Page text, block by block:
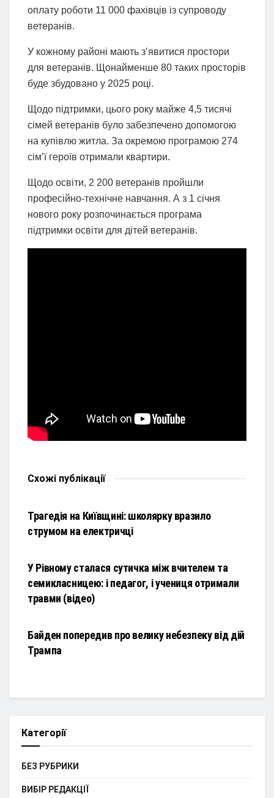
оплату роботи 11 000 фахівців із супроводу
ветеранів.
У кожному районі мають з’явитися простори
для ветеранів. Щонайменше 80 таких просторів
буде збудовано у 2025 році.
Щодо підтримки, цього року майже 4,5 тисячі
сімей ветеранів було забезпечено допомогою
на купівлю житла. За окремою програмою 274
сім’ї героїв отримали квартири.
Щодо освіти, 2 200 ветеранів пройшли
професійно-технічне навчання. А з 1 січня
нового року розпочинається програма
підтримки освіти для дітей ветеранів.
Схожі публікації
Трагедія на Київщині: школярку вразило
струмом на електричці
У Рівному сталася сутичка між вчителем та
семикласницею: і педагог, і учениця отримали
травми (відео)
Байден попередив про велику небезпеку від дій
Трампа
Категорії
БЕЗ РУБРИКИ
ВИБІР РЕДАКЦІЇ